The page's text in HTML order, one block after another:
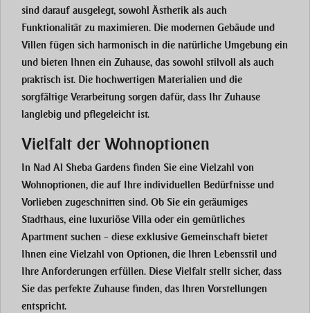
sind darauf ausgelegt, sowohl Ästhetik als auch
Funktionalität zu maximieren. Die modernen Gebäude und
Villen fügen sich harmonisch in die natürliche Umgebung ein
und bieten Ihnen ein Zuhause, das sowohl stilvoll als auch
praktisch ist. Die hochwertigen Materialien und die
sorgfältige Verarbeitung sorgen dafür, dass Ihr Zuhause
langlebig und pflegeleicht ist.
Vielfalt der Wohnoptionen
In Nad Al Sheba Gardens finden Sie eine Vielzahl von
Wohnoptionen, die auf Ihre individuellen Bedürfnisse und
Vorlieben zugeschnitten sind. Ob Sie ein geräumiges
Stadthaus, eine luxuriöse Villa oder ein gemütliches
Apartment suchen – diese exklusive Gemeinschaft bietet
Ihnen eine Vielzahl von Optionen, die Ihren Lebensstil und
Ihre Anforderungen erfüllen. Diese Vielfalt stellt sicher, dass
Sie das perfekte Zuhause finden, das Ihren Vorstellungen
entspricht.